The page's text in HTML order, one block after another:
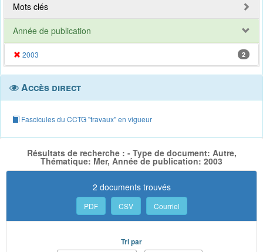
Mots clés
Année de publication
2003 2
Accès direct
Fascicules du CCTG "travaux" en vigueur
Résultats de recherche : - Type de document: Autre,
Thématique: Mer, Année de publication: 2003
2 documents trouvés
PDF CSV Courriel
Tri par